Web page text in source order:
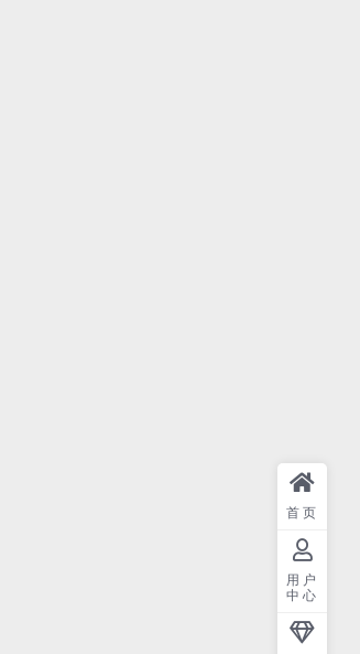
首页
用户
中心